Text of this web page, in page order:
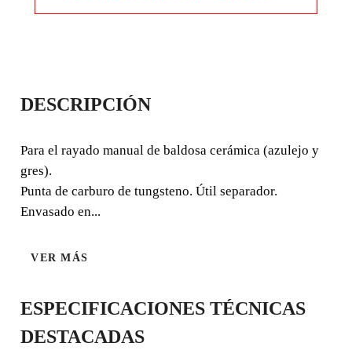
RAYADOR MANUAL
PARA EL CORTE DE
BALDOSA
CERÁMICA
Envasado en blíster.
DESCRIPCIÓN
Para el rayado manual de baldosa cerámica (azulejo y
gres).
Punta de carburo de tungsteno. Útil separador.
Envasado en...
VER MÁS
ESPECIFICACIONES TÉCNICAS
DESTACADAS